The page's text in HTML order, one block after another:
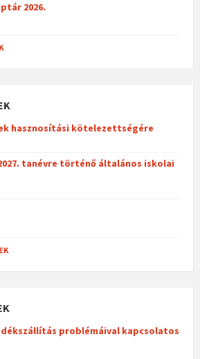
2026.
hasznosítási kötelezettségére
tanévre történő általános iskolai
problémáival kapcsolatos